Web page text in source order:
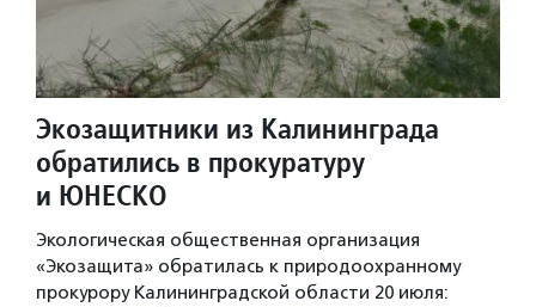
Экозащитники из Калининграда
обратились в прокуратуру
и ЮНЕСКО
Экологическая общественная организация
«Экозащита» обратилась к природоохранному
прокурору Калининградской области 20 июля: